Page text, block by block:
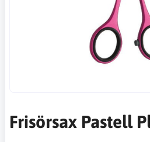
Frisörsax Pastell